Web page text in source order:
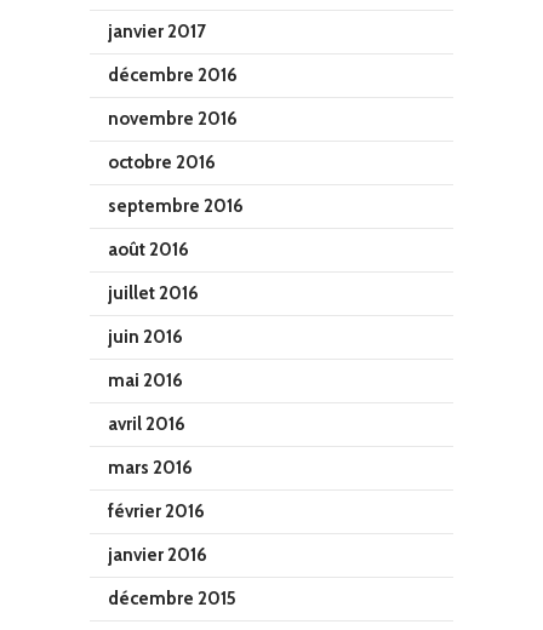
janvier 2017
décembre 2016
novembre 2016
octobre 2016
septembre 2016
août 2016
juillet 2016
juin 2016
mai 2016
avril 2016
mars 2016
février 2016
janvier 2016
décembre 2015